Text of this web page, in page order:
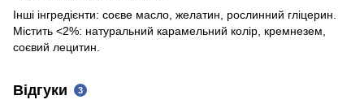
Інші інгредієнти: соєве масло, желатин, рослинний гліцерин.
Містить <2%: натуральний карамельний колір, кремнезем,
соєвий лецитин.
Відгуки 3